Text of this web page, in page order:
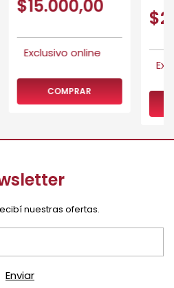
$15.000,00
COMPRAR
nuestras ofertas.